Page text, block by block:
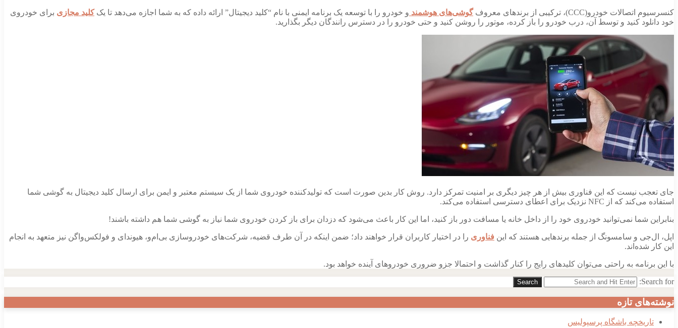
کنسرسیوم اتصالات خودرو(CCC)، ترکیبی از برندهای معروف گوشی‌های هوشمند و خودرو را با توسعه یک برنامه ایمنی با نام “کلید دیجیتال” ارائه داده که به شما اجازه می‌دهد تا یککلید مجازی برای خودروی
خود دانلود کنید و توسط آن، درب خودرو را باز کرده، موتور را روشن کنید و حتی خودرو را در دسترس رانندگان دیگر بگذارید.
جای تعجب نیست که این فناوری بیش از هر چیز دیگری بر امنیت تمرکز دارد. روش کار بدین صورت است که تولیدکننده خودروی شما از یک سیستم معتبر و ایمن برای ارسال کلید دیجیتال به گوشی شما
استفاده می‌کند که از NFC نزدیک برای اعطای دسترسی استفاده می‌کند.
بنابراین شما نمی‌توانید خودروی خود را از داخل خانه یا مسافت دور باز کنید، اما این کار باعث می‌شود که دزدان برای باز کردن خودروی شما نیاز به گوشی شما هم داشته باشند!
اپل، ال‌جی و سامسونگ از جمله برندهایی هستند که این فناوری را در اختیار کاربران قرار خواهند داد؛ ضمن اینکه در آن طرف قضیه، شرکت‌های خودروسازی بی‌ام‌و، هیوندای و فولکس‌واگن نیز متعهد به انجام
این کار شده‌اند.
با این برنامه به راحتی می‌توان کلیدهای رایج را کنار گذاشت و احتمالا جزو ضروری خودروهای آینده خواهد بود.
Search for:
Search
نوشته‌های تازه
تاریخچه باشگاه پرسپولیس